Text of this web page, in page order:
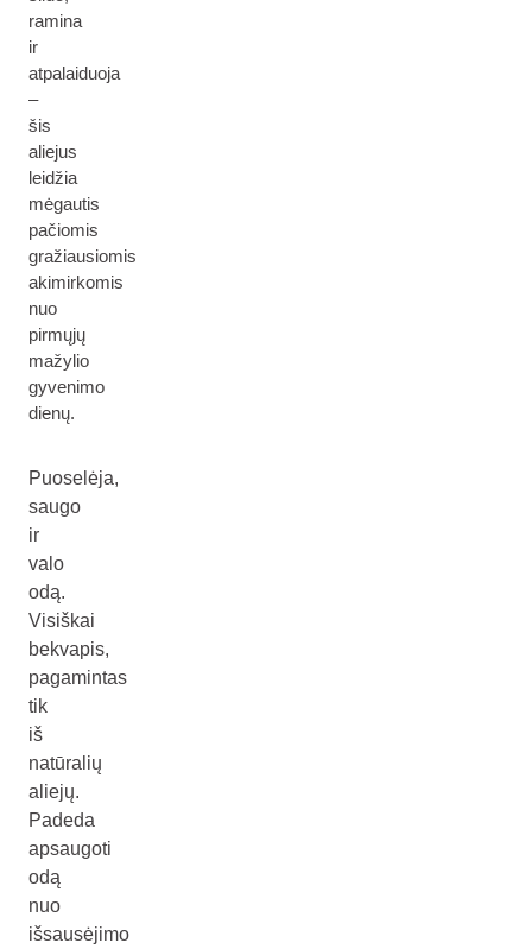
ramina
ir
atpalaiduoja
–
šis
aliejus
leidžia
mėgautis
pačiomis
gražiausiomis
akimirkomis
nuo
pirmųjų
mažylio
gyvenimo
dienų.
Puoselėja,
saugo
ir
valo
odą.
Visiškai
bekvapis,
pagamintas
tik
iš
natūralių
aliejų.
Padeda
apsaugoti
odą
nuo
išsausėjimo